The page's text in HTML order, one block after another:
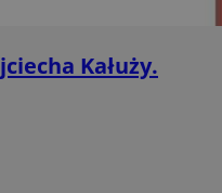
Kałuży.